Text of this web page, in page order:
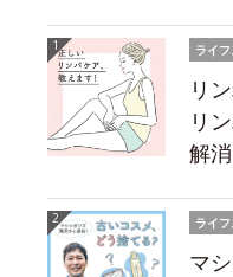
ライ
リ
リ
解消
ライ
マ